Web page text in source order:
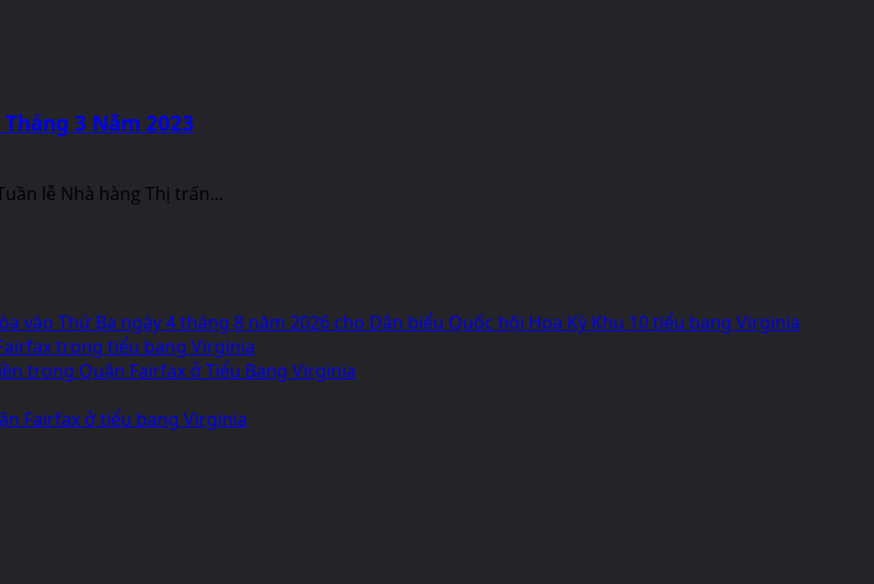
3 Năm 2023
lễ Nhà hàng Thị trấn...
vào Thứ Ba ngày 4 tháng 8 năm 2026 cho Dân biểu Quốc hội Hoa Kỳ Khu 10 tiểu bang Virginia
trong tiểu bang Virginia
trong Quận Fairfax ở Tiểu Bang Virginia
Fairfax ở tiểu bang Virginia